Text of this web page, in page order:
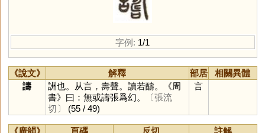
字例: 1/1
《說文》 解釋 部居
相關異體
譸
詶也。从言，壽聲。讀若醻。《周
書》曰：無或譸張爲幻。
〔張流
切〕
(55 / 49)
言